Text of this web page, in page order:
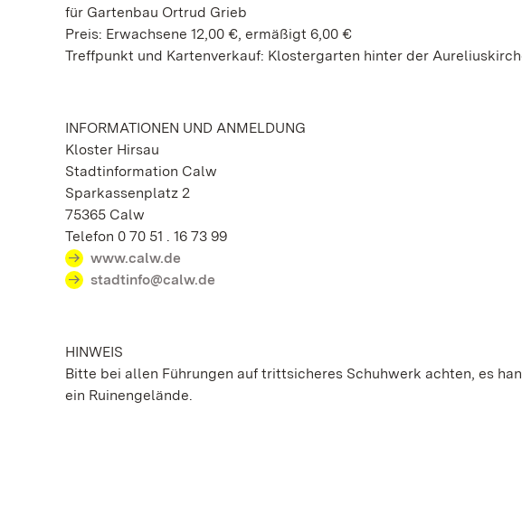
für Gartenbau Ortrud Grieb
Preis: Erwachsene 12,00 €, ermäßigt 6,00 €
Treffpunkt und Kartenverkauf: Klostergarten hinter der
INFORMATIONEN UND ANMELDUNG
Kloster Hirsau
Stadtinformation Calw
Sparkassenplatz 2
75365 Calw
Telefon 0 70 51 . 16 73 99
www.calw.de
stadtinfo@calw.de
HINWEIS
Bitte bei allen Führungen auf trittsicheres Schuhwerk achten, es
ein Ruinengelände.